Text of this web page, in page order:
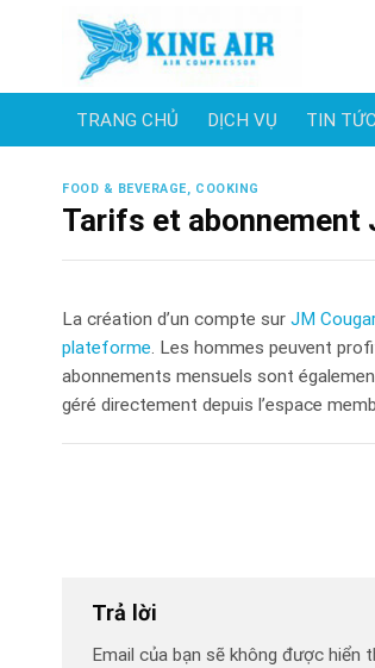
TRANG CHỦ DỊCH VỤ TIN TỨC
FOOD & BEVERAGE, COOKING
Tarifs et abonnement
La création d’un compte sur JM
plateforme. Les hommes peuvent
abonnements mensuels sont
géré directement depuis l’espace
Trả lời
Email của bạn sẽ không được hiển